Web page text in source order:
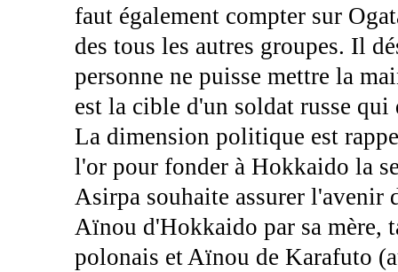
faut également compter sur
des tous les autres groupes. Il
personne ne puisse mettre la
est la cible d'un soldat russe qui
La dimension politique est
l'or pour fonder à Hokkaido la
Asirpa souhaite assurer l'avenir
Aïnou d'Hokkaido par sa mère,
polonais et Aïnou de Karafuto